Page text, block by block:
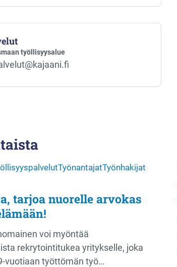
työllisyysalue
TyönantajatTyönhakijat
tarjoa nuorelle arvokas
voi myöntää
rekrytointitukea yritykselle, joka
vuotiaan työttömän työ…